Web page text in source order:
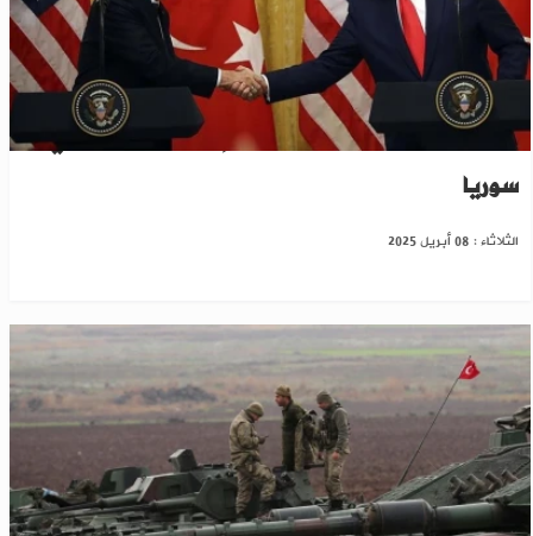
ترامب يتعهد بحل التوتر بين إسرائيل وتركيا في
سوريا
الثلاثاء : 08 أبريل 2025